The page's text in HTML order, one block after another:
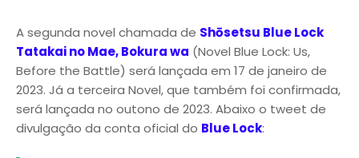
A segunda novel chamada de Shōsetsu Blue Lock
Tatakai no Mae, Bokura wa (Novel Blue Lock: Us,
Before the Battle) será lançada em 17 de janeiro de
2023. Já a terceira Novel, que também foi confirmada,
será lançada no outono de 2023. Abaixo o tweet de
divulgação da conta oficial do Blue Lock: